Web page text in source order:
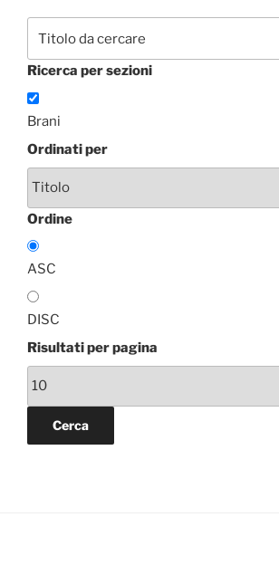
Ricerca per sezioni
Brani
Ordinati per
Ordine
ASC
DISC
Risultati per pagina